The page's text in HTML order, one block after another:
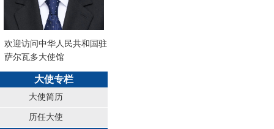
欢迎访问中华人民共和国驻
萨尔瓦多大使馆
大使专栏
大使简历
历任大使